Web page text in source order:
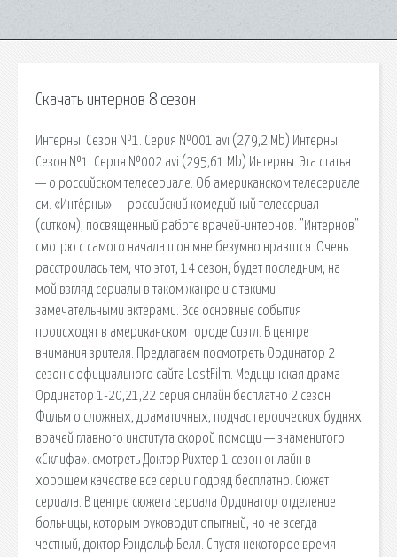
Скачать интернов 8 сезон
Интерны. Сезон №1. Серия №001.avi (279,2 Mb) Интерны.
Сезон №1. Серия №002.avi (295,61 Mb) Интерны. Эта статья
— о российском телесериале. Об американском телесериале
см. «Инте́рны» — российский комедийный телесериал
(ситком), посвящённый работе врачей-интернов. "Интернов"
смотрю с самого начала и он мне безумно нравится. Очень
расстроилась тем, что этот, 14 сезон, будет последним, на
мой взгляд сериалы в таком жанре и с такими
замечательными актерами. Все основные события
происходят в американском городе Сиэтл. В центре
внимания зрителя. Предлагаем посмотреть Ординатор 2
сезон с официального сайта LostFilm. Медицинская драма
Ординатор 1-20,21,22 серия онлайн бесплатно 2 сезон
Фильм о сложных, драматичных, подчас героических буднях
врачей главного института скорой помощи — знаменитого
«Склифа». cмотреть Доктор Рихтер 1 сезон онлайн в
хорошем качестве все серии подряд бесплатно. Сюжет
сериала. В центре сюжета сериала Ординатор отделение
больницы, которым руководит опытный, но не всегда
честный, доктор Рэндольф Белл. Спустя некоторое время